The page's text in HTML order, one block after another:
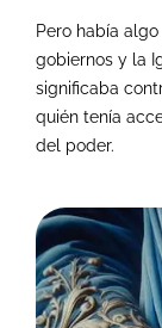
Pero había
gobiernos y la
significaba
quién tenía
del poder.